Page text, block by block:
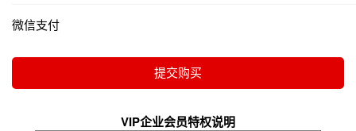
微信支付
VIP企业会员特权说明